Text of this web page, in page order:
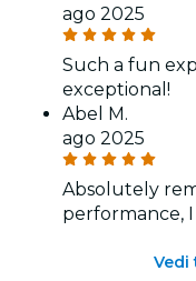
ago 2025
Such a fun
exceptional!
Abel M.
ago 2025
Absolutely
performance,
Vedi